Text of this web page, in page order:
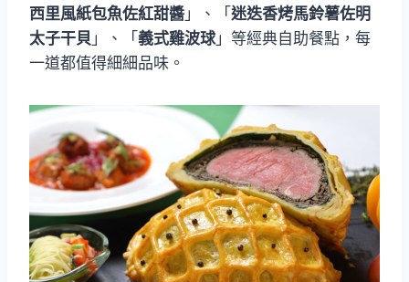
西里風紙包魚佐紅甜醬 」、「 迷迭香烤馬鈴薯佐明
太子干貝 」、「 義式雞波球」等經典自助餐點，每
一道都值得細細品味。